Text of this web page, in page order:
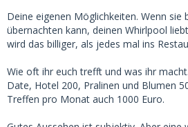
Deine eigenen Möglichkeiten. Wenn sie
übernachten kann, deinen Whirlpool
wird das billiger, als jedes mal ins
Wie oft ihr euch trefft und was ihr
Date, Hotel 200, Pralinen und Blumen
Treffen pro Monat auch 1000 Euro.